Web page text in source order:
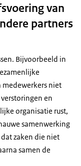
van
partners
Bijvoorbeeld in
medewerkers niet
en
organisatie rust,
samenwerking
zaken die niet
samen de